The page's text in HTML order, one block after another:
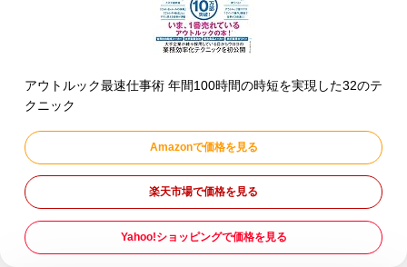
アウトルック最速仕事術 年間100時間の時短を実現した32のテ
クニック
Amazonで価格を見る
楽天市場で価格を見る
Yahoo!ショッピングで価格を見る